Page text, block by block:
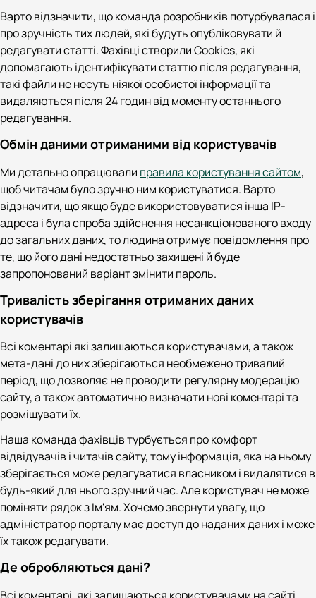
Варто відзначити, що команда розробників потурбувалася і
про зручність тих людей, які будуть опубліковувати й
редагувати статті. Фахівці створили Cookies, які
допомагають ідентифікувати статтю після редагування,
такі файли не несуть ніякої особистої інформації та
видаляються після 24 годин від моменту останнього
редагування.
Обмін даними отриманими від користувачів
Ми детально опрацювали правила користування сайтом,
щоб читачам було зручно ним користуватися. Варто
відзначити, що якщо буде використовуватися інша IP-
адреса і була спроба здійснення несанкціонованого входу
до загальних даних, то людина отримує повідомлення про
те, що його дані недостатньо захищені й буде
запропонований варіант змінити пароль.
Тривалість зберігання отриманих даних
користувачів
Всі коментарі які залишаються користувачами, а також
мета-дані до них зберігаються необмежено тривалий
період, що дозволяє не проводити регулярну модерацію
сайту, а також автоматично визначати нові коментарі та
розміщувати їх.
Наша команда фахівців турбується про комфорт
відвідувачів і читачів сайту, тому інформація, яка на ньому
зберігається може редагуватися власником і видалятися в
будь-який для нього зручний час. Але користувач не може
поміняти рядок з Ім'ям. Хочемо звернути увагу, що
адміністратор порталу має доступ до наданих даних і може
їх також редагувати.
Де обробляються дані?